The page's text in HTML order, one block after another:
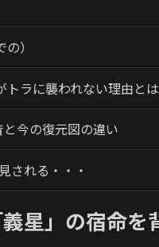
）
ラに襲われない理由と
今の復元図の違い
される・・・
星」の宿命